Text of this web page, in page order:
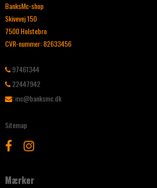
BanksMc-shop
Skivevej 150
7500 Holstebro
CVR-nummer:82633456
97461344
22447942
:mc@banksmc.dk
Sitemap
Mærker